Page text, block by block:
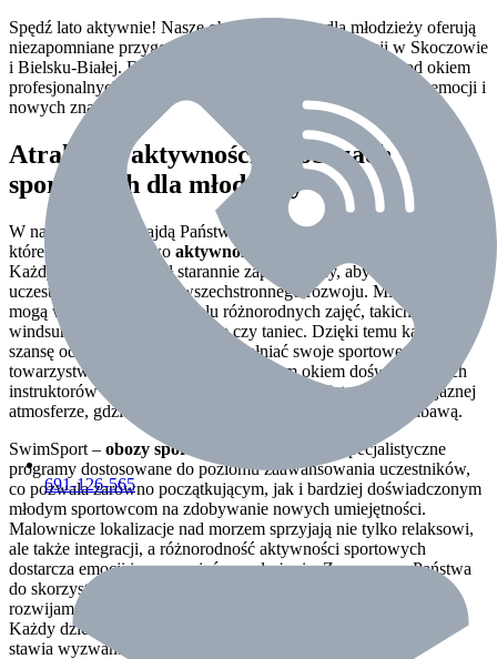
691-126-565
Spędź lato aktywnie! Nasze obozy sportowe dla młodzieży oferują
niezapomniane przygody i możliwość rozwijania pasji w Skoczowie
i Bielsku-Białej. Doświadcz różnorodnych aktywności pod okiem
profesjonalnych instruktorów i ciesz się wakacjami pełnymi emocji i
nowych znajomości.
Atrakcje i aktywności na obozach
sportowych dla młodzieży
W naszej ofercie znajdą Państwo obozy sportowe dla młodzieży
które oferują bogactwo aktywności
Każdy z obozów został starannie zaplanowany, aby zapewnić
uczestnikom możliwość wszechstronnego rozwoju. Młodzi ludzie
mogą wybierać spośród wielu różnorodnych zajęć, takich jak
windsurfing, sporty drużynowe czy taniec. Dzięki temu każdy ma
szansę odnaleźć coś dla siebie i spełniać swoje sportowe pasje w
towarzystwie rówieśników. Pod czujnym okiem doświadczonych
instruktorów uczestnicy rozwijają swoje umiejętności w przyjaznej
atmosferze, gdzie bezpieczeństwo idzie w parze z dobrą zabawą.
SwimSport – obozy sportowe
oferują również specjalistyczne
programy dostosowane do poziomu zaawansowania uczestników,
co pozwala zarówno początkującym, jak i bardziej doświadczonym
młodym sportowcom na zdobywanie nowych umiejętności.
Malownicze lokalizacje nad morzem sprzyjają nie tylko relaksowi,
ale także integracji, a różnorodność aktywności sportowych
dostarcza emocji i wspomnień na całe życie. Zapraszamy Państwa
do skorzystania z oferty SwimSport –
rozwijamy mocne charaktery i kształtujemy przyszłych mistrzów.
Każdy dzień to nowa
stawia wyzwania.